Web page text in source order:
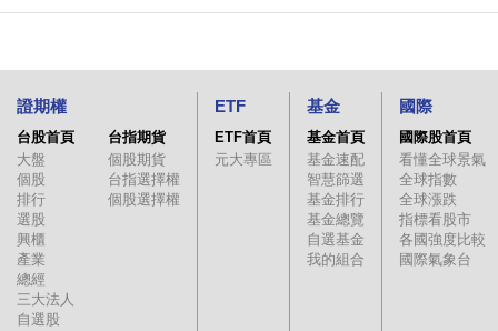
證期權
台股首頁
大盤
個股
排行
選股
興櫃
產業
總經
三大法人
自選股
台指期貨
個股期貨
台指選擇權
個股選擇權
ETF
ETF首頁
元大專區
基金
基金首頁
基金速配
智慧篩選
基金排行
基金總覽
自選基金
我的組合
國際
國際股首頁
看懂全球景氣
全球指數
全球漲跌
指標看股市
各國強度比較
國際氣象台